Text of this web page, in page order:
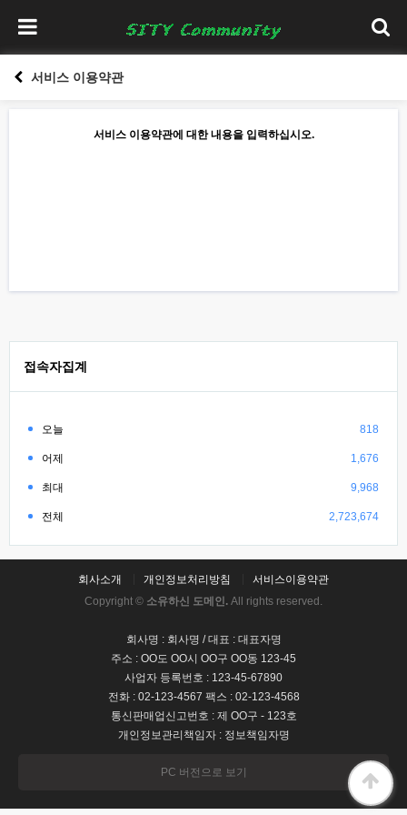
서비스 이용약관
서비스 이용약관에 대한 내용을 입력하십시오.
접속자집계
오늘 818
어제 1,676
최대 9,968
전체 2,723,674
회사소개 개인정보처리방침
서비스이용약관
Copyright © 소유하신 도메인. All rights reserved.
회사명 : 회사명 / 대표 : 대표자명
주소 : OO도 OO시 OO구 OO동 123-45
사업자 등록번호 : 123-45-67890
전화 : 02-123-4567 팩스 : 02-123-4568
통신판매업신고번호 : 제 OO구 - 123호
개인정보관리책임자 : 정보책임자명
PC 버전으로 보기